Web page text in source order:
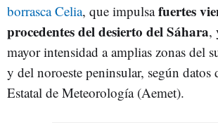
borrasca Celia, que impulsafuertes
procedentes del desierto del Sáhara,
mayor intensidad a amplias zonas del
y del noroeste peninsular, según datos
Estatal de Meteorología (Aemet).